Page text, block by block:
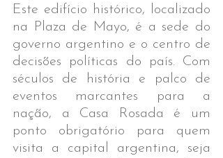
Este edifício histórico, localizado
na Plaza de Mayo, é a sede do
governo argentino e o centro de
decisões políticas do país. Com
séculos de história e palco de
eventos marcantes para a
nação, a Casa Rosada é um
ponto obrigatório para quem
visita a capital argentina, seja